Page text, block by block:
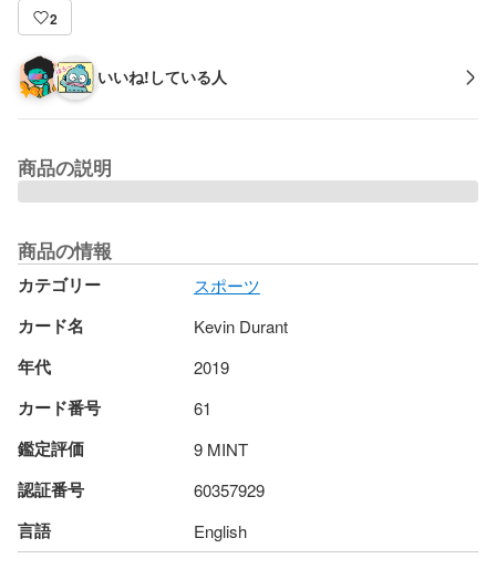
2
いいね!している人
商品の説明
商品の情報
カテゴリー スポーツ
カード名 Kevin Durant
年代 2019
カード番号 61
鑑定評価 9 MINT
認証番号 60357929
言語 English